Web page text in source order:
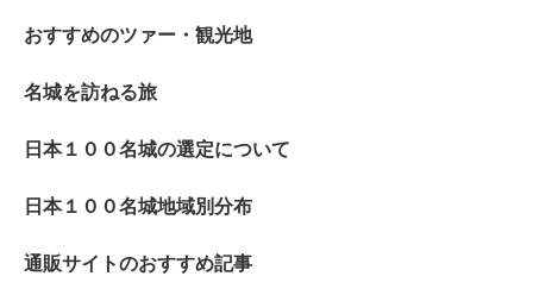
おすすめのツァー・観光地
名城を訪ねる旅
日本１００名城の選定について
日本１００名城地域別分布
通販サイトのおすすめ記事